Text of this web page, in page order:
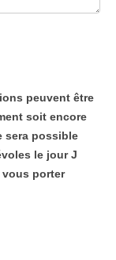
peuvent être
soit encore
sera possible
le jour J
vous porter